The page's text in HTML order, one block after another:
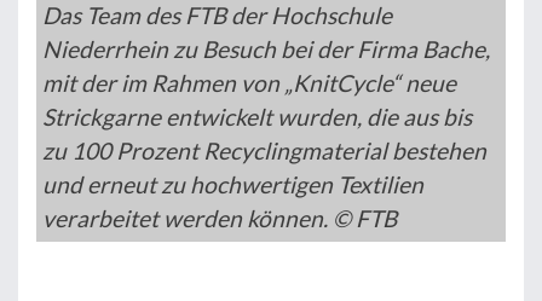
Das Team des FTB der Hochschule
Niederrhein zu Besuch bei der Firma Bache,
mit der im Rahmen von „KnitCycle“ neue
Strickgarne entwickelt wurden, die aus bis
zu 100 Prozent Recyclingmaterial bestehen
und erneut zu hochwertigen Textilien
verarbeitet werden können. © FTB